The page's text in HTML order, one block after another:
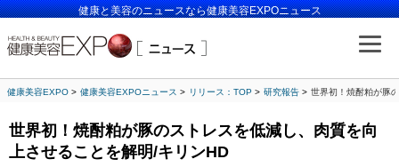
健康と美容のニュースなら健康美容EXPOニュース
健康美容EXPO 健康美容EXPOニュース リリース：TOP 研究報告 世界初！焼酎粕が豚
世界初！焼酎粕が豚のストレスを低減し、肉質を向
上させることを解明/キリンHD